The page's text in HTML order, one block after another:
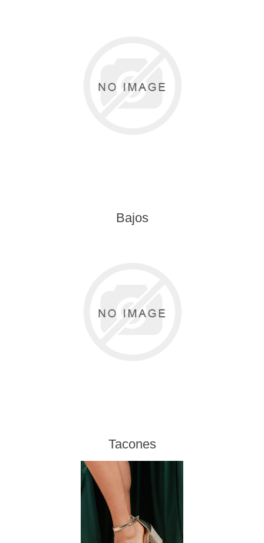
Bajos
Tacones